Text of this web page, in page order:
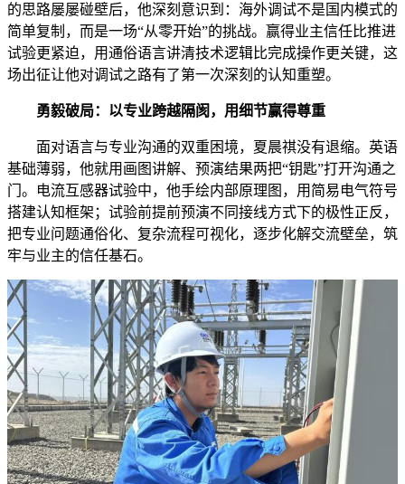
的思路屡屡碰壁后，他深刻意识到：海外调试不是国内模式的
简单复制，而是一场“从零开始”的挑战。赢得业主信任比推进
试验更紧迫，用通俗语言讲清技术逻辑比完成操作更关键，这
场出征让他对调试之路有了第一次深刻的认知重塑。
勇毅破局：以专业跨越隔阂，用细节赢得尊重
面对语言与专业沟通的双重困境，夏晨祺没有退缩。英语
基础薄弱，他就用画图讲解、预演结果两把“钥匙”打开沟通之
门。电流互感器试验中，他手绘内部原理图，用简易电气符号
搭建认知框架；试验前提前预演不同接线方式下的极性正反，
把专业问题通俗化、复杂流程可视化，逐步化解交流壁垒，筑
牢与业主的信任基石。